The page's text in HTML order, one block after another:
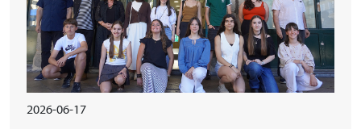
2026-06-17